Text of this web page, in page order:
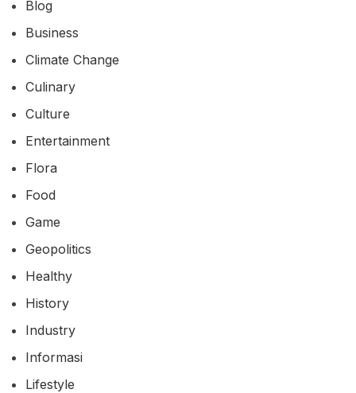
Blog
Business
Climate Change
Culinary
Culture
Entertainment
Flora
Food
Game
Geopolitics
Healthy
History
Industry
Informasi
Lifestyle